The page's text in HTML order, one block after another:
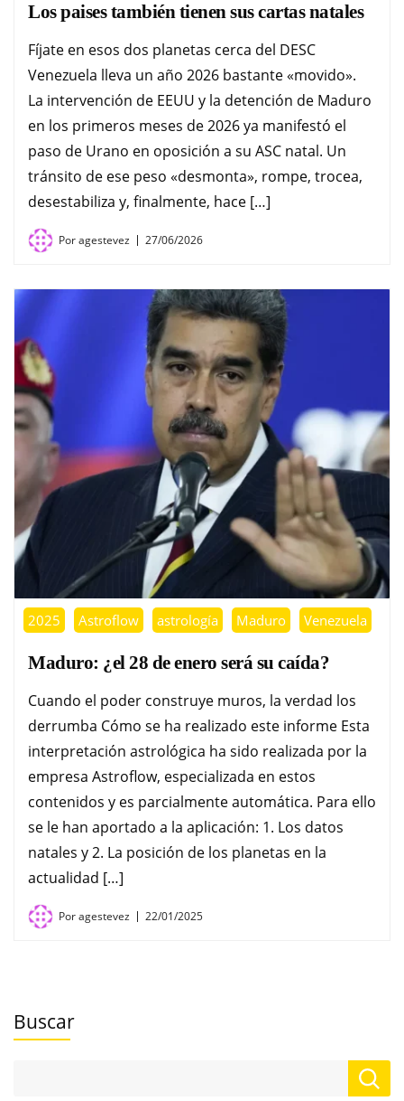
Los paises también tienen sus cartas natales
Fíjate en esos dos planetas cerca del DESC
Venezuela lleva un año 2026 bastante «movido».
La intervención de EEUU y la detención de Maduro
en los primeros meses de 2026 ya manifestó el
paso de Urano en oposición a su ASC natal. Un
tránsito de ese peso «desmonta», rompe, trocea,
desestabiliza y, finalmente, hace […]
Poragestevez 27/06/2026
2025 Astroflow astrología Maduro Venezuela
Maduro: ¿el 28 de enero será su caída?
Cuando el poder construye muros, la verdad los
derrumba Cómo se ha realizado este informe Esta
interpretación astrológica ha sido realizada por la
empresa Astroflow, especializada en estos
contenidos y es parcialmente automática. Para ello
se le han aportado a la aplicación: 1. Los datos
natales y 2. La posición de los planetas en la
actualidad […]
Poragestevez 22/01/2025
Buscar